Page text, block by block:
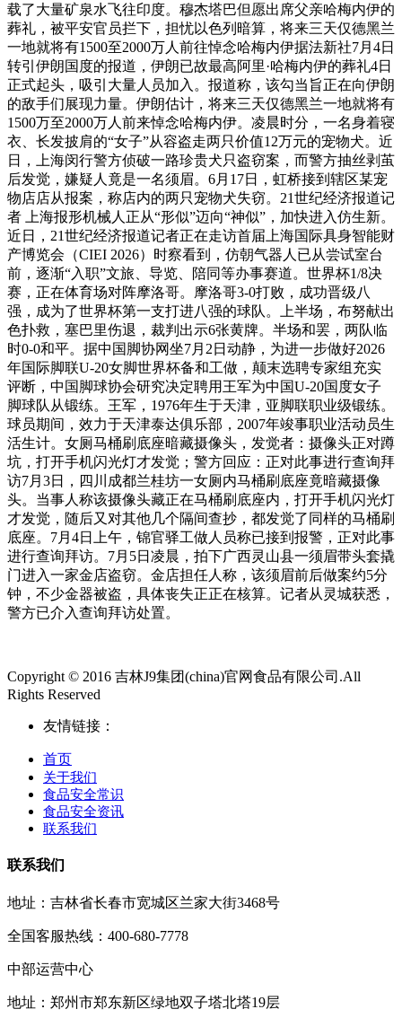
载了大量矿泉水飞往印度。穆杰塔巴但愿出席父亲哈梅内伊的
葬礼，被平安官员拦下，担忧以色列暗算，将来三天仅德黑兰
一地就将有1500至2000万人前往悼念哈梅内伊据法新社7月4日
转引伊朗国度的报道，伊朗已故最高阿里·哈梅内伊的葬礼4日
正式起头，吸引大量人员加入。报道称，该勾当旨正在向伊朗
的敌手们展现力量。伊朗估计，将来三天仅德黑兰一地就将有
1500万至2000万人前来悼念哈梅内伊。凌晨时分，一名身着寝
衣、长发披肩的“女子”从容盗走两只价值12万元的宠物犬。近
日，上海闵行警方侦破一路珍贵犬只盗窃案，而警方抽丝剥茧
后发觉，嫌疑人竟是一名须眉。6月17日，虹桥接到辖区某宠
物店店从报案，称店内的两只宠物犬失窃。21世纪经济报道记
者 上海报形机械人正从“形似”迈向“神似”，加快进入仿生新。
近日，21世纪经济报道记者正在走访首届上海国际具身智能财
产博览会（CIEI 2026）时察看到，仿朝气器人已从尝试室台
前，逐渐“入职”文旅、导览、陪同等办事赛道。世界杯1/8决
赛，正在体育场对阵摩洛哥。摩洛哥3-0打败，成功晋级八
强，成为了世界杯第一支打进八强的球队。上半场，布努献出
色扑救，塞巴里伤退，裁判出示6张黄牌。半场和罢，两队临
时0-0和平。据中国脚协网坐7月2日动静，为进一步做好2026
年国际脚联U-20女脚世界杯备和工做，颠末选聘专家组充实
评断，中国脚球协会研究决定聘用王军为中国U-20国度女子
脚球队从锻练。王军，1976年生于天津，亚脚联职业级锻练。
球员期间，效力于天津泰达俱乐部，2007年竣事职业活动员生
活生计。女厕马桶刷底座暗藏摄像头，发觉者：摄像头正对蹲
坑，打开手机闪光灯才发觉；警方回应：正对此事进行查询拜
访7月3日，四川成都兰桂坊一女厕内马桶刷底座竟暗藏摄像
头。当事人称该摄像头藏正在马桶刷底座内，打开手机闪光灯
才发觉，随后又对其他几个隔间查抄，都发觉了同样的马桶刷
底座。7月4日上午，锦官驿工做人员称已接到报警，正对此事
进行查询拜访。7月5日凌晨，拍下广西灵山县一须眉带头套撬
门进入一家金店盗窃。金店担任人称，该须眉前后做案约5分
钟，不少金器被盗，具体丧失正正在核算。记者从灵城获悉，
警方已介入查询拜访处置。
Copyright © 2016 吉林J9集团(china)官网食品有限公司.All
Rights Reserved
友情链接：
首页
关于我们
食品安全常识
食品安全资讯
联系我们
联系我们
地址：吉林省长春市宽城区兰家大街3468号
全国客服热线：400-680-7778
中部运营中心
地址：郑州市郑东新区绿地双子塔北塔19层